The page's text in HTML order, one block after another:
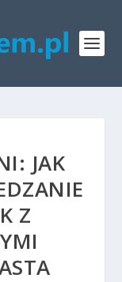
JAK
Z